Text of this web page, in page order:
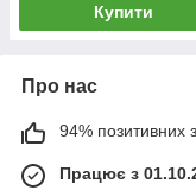
Купити
Про нас
94% позитивних з
Працює з